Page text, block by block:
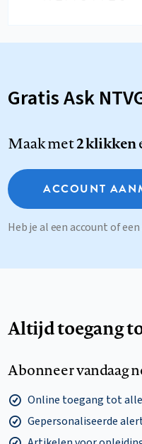
Gratis Ask
Maak met2 klikken
ACCOUNT
Heb je al een account of
Altijd toegang
Abonneer vandaag
Online toegang tot
Gepersonaliseerde